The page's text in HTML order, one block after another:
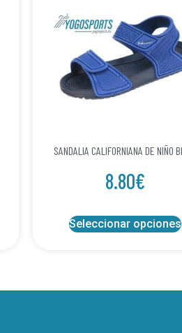
SANDALIA CALIFORNIANA DE NIÑO
8.80€
Seleccionar opciones